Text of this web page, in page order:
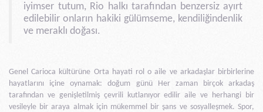
iyimser tutum, Rio halkı tarafından benzersiz ayırt
edilebilir onların hakiki gülümseme, kendiliğindenlik
ve meraklı doğası.
Genel Carioca kültürüne Orta hayati rol o aile ve arkadaşlar birbirlerine
hayatlarını içine oynamak: doğum günü Her zaman birçok arkadaş
tarafından ve genişletilmiş çevrili kutlanıyor edilir aile ve herhangi bir
vesileyle bir araya almak için mükemmel bir şans ve sosyalleşmek. Spor,